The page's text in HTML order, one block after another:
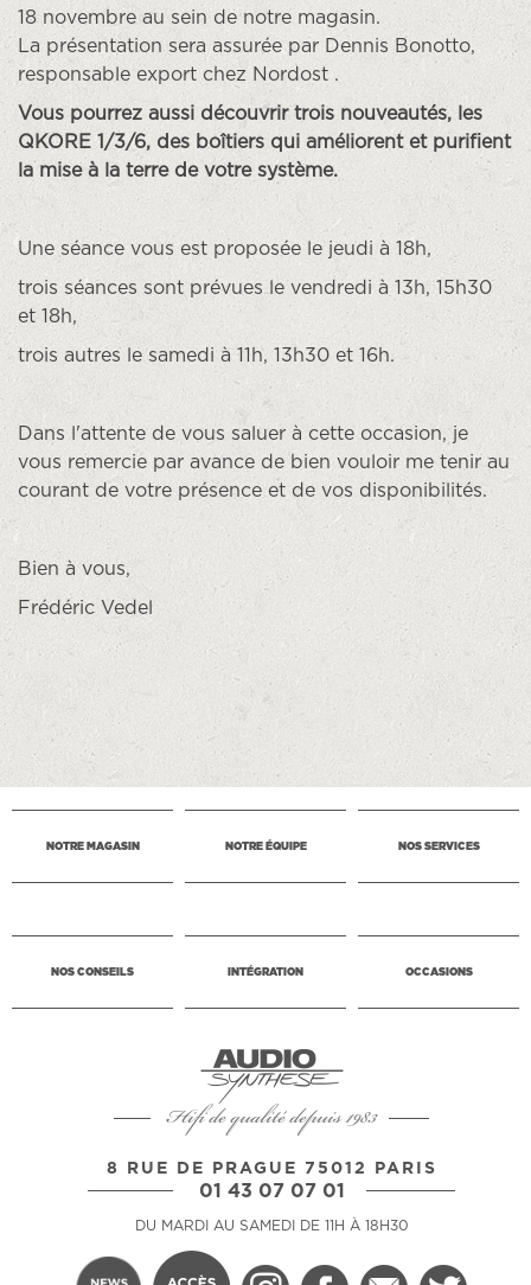
18 novembre au sein de notre magasin.
La présentation sera assurée par Dennis Bonotto,
responsable export chez Nordost .
Vous pourrez aussi découvrir trois nouveautés, les
QKORE 1/3/6, des boîtiers qui améliorent et purifient
la mise à la terre de votre système.
Une séance vous est proposée le jeudi à 18h,
trois séances sont prévues le vendredi à 13h, 15h30
et 18h,
trois autres le samedi à 11h, 13h30 et 16h.
Dans l'attente de vous saluer à cette occasion, je
vous remercie par avance de bien vouloir me tenir au
courant de votre présence et de vos disponibilités.
Bien à vous,
Frédéric Vedel
NOTRE MAGASIN NOTRE ÉQUIPE NOS SERVICES
NOS CONSEILS INTÉGRATION OCCASIONS
Hifi de qualité depuis 1983
8 RUE DE PRAGUE 75012 PARIS
01 43 07 07 01
DU MARDI AU SAMEDI DE 11H À 18H30